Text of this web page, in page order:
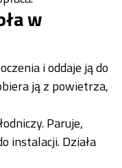
w
i oddaje ją do
ją z powietrza,
Paruje,
instalacji. Działa